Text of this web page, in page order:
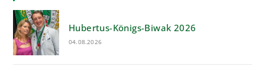
Hubertus-Königs-Biwak 2026
04.08.2026